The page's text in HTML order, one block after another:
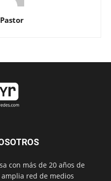
con más de 20 años de
red de medios